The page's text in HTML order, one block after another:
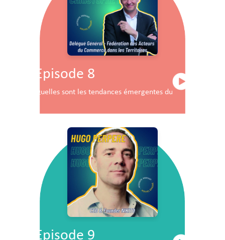
Episode 8
Quelles sont les tendances émergentes du commerce en
Episode 9